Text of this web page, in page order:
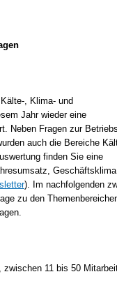
, Klima- und
Jahr wieder eine
Neben Fragen zur
auch die Bereiche
finden Sie eine
). Im nachfolgenden
zu den
11 bis 50